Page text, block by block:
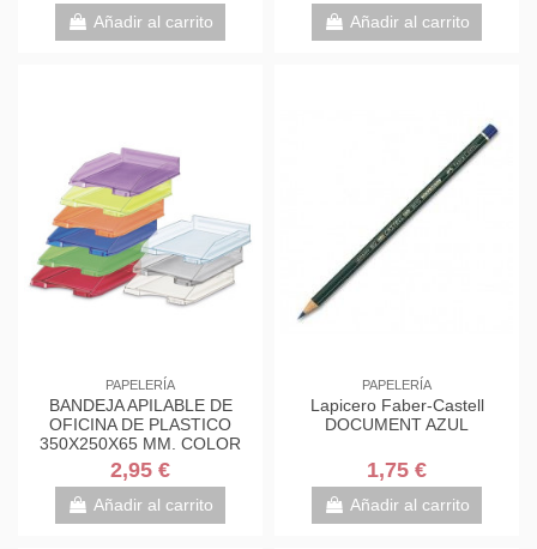
Añadir al carrito Añadir al carrito
PAPELERÍA
BANDEJA APILABLE DE
OFICINA DE PLASTICO
350X250X65 MM. COLOR
TRANSPARENTE FAIBO 93-
23
2,95 €
Añadir al carrito
PAPELERÍA
Lapicero Faber-Castell
DOCUMENT AZUL
1,75 €
Añadir al carrito